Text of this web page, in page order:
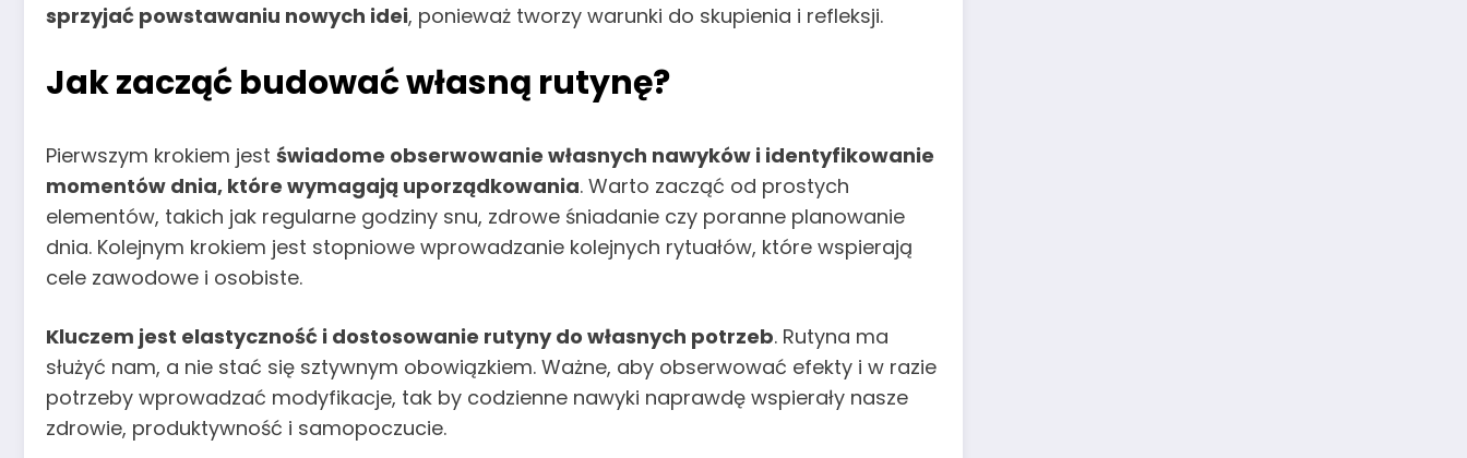
sprzyjać powstawaniu nowych idei, ponieważ tworzy warunki do skupienia i refleksji.
Jak zacząć budować własną rutynę?
Pierwszym krokiem jest świadome obserwowanie własnych nawyków i identyfikowanie
momentów dnia, które wymagają uporządkowania. Warto zacząć od prostych
elementów, takich jak regularne godziny snu, zdrowe śniadanie czy poranne planowanie
dnia. Kolejnym krokiem jest stopniowe wprowadzanie kolejnych rytuałów, które wspierają
cele zawodowe i osobiste.
Kluczem jest elastyczność i dostosowanie rutyny do własnych potrzeb. Rutyna ma
służyć nam, a nie stać się sztywnym obowiązkiem. Ważne, aby obserwować efekty i w razie
potrzeby wprowadzać modyfikacje, tak by codzienne nawyki naprawdę wspierały nasze
zdrowie, produktywność i samopoczucie.